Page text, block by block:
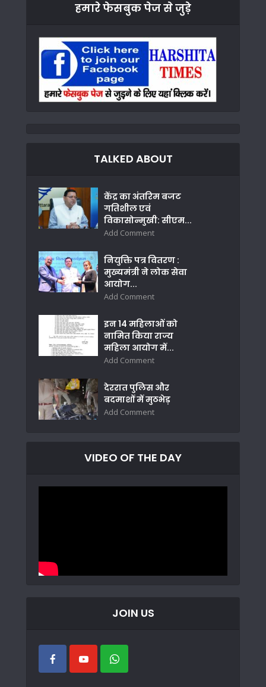
हमारे फेसबुक पेज से जुड़े
TALKED ABOUT
केंद्र का अंतरिम बजट
गतिशील एवं
विकासोन्मुखी: सीएम...
Add Comment
नियुक्ति पत्र वितरण :
मुख्यमंत्री ने लोक सेवा
आयोग...
Add Comment
इन 14 महिलाओं को
नामित किया राज्य
महिला आयोग में...
Add Comment
देररात पुलिस और
बदमाशों में मुठभेड़
Add Comment
VIDEO OF THE DAY
JOIN US